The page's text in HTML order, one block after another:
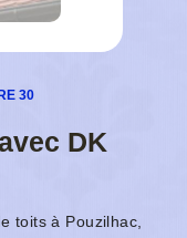
30
DK
toits à Pouzilhac,